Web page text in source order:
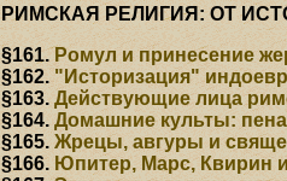
РИМСКАЯ РЕЛИГИЯ: ОТ
§161. Ромул и принесение
§162."Историзация"
§163.Действующие лица
§164.Домашние культы:
§165.Жрецы, авгуры и
§166. Юпитер, Марс, Квирин